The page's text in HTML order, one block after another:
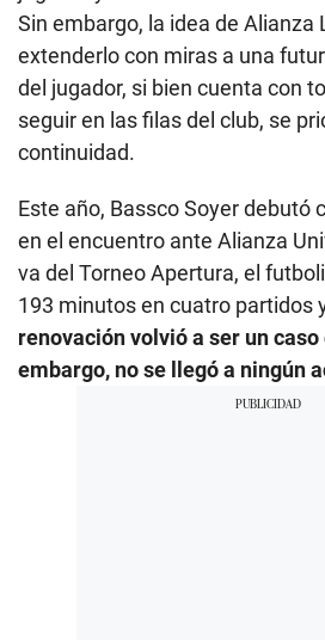
Sin embargo, la idea de Alianza
extenderlo con miras a una
del jugador, si bien cuenta con
seguir en las filas del club, se
continuidad.
Este año, Bassco Soyer debutó
en el encuentro ante Alianza
va del Torneo Apertura, el
193 minutos en cuatro partidos
renovación volvió a ser un
embargo, no se llegó a ningún